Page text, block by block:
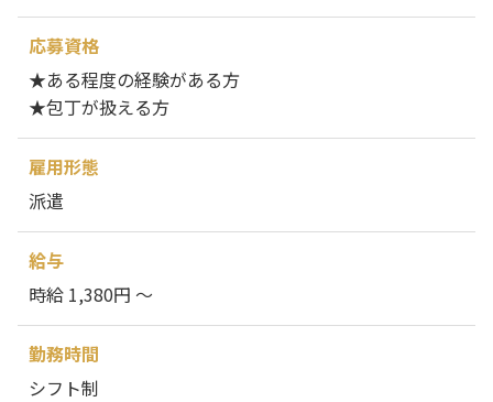
応募資格
★ある程度の経験がある方
★包丁が扱える方
雇用形態
派遣
給与
時給 1,380円 ～
勤務時間
シフト制